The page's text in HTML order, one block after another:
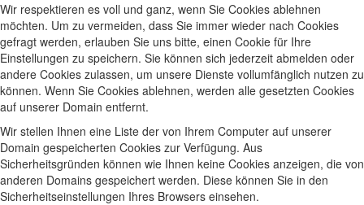
Wir respektieren es voll und ganz, wenn Sie Cookies ablehnen
möchten. Um zu vermeiden, dass Sie immer wieder nach Cookies
gefragt werden, erlauben Sie uns bitte, einen Cookie für Ihre
Einstellungen zu speichern. Sie können sich jederzeit abmelden oder
andere Cookies zulassen, um unsere Dienste vollumfänglich nutzen zu
können. Wenn Sie Cookies ablehnen, werden alle gesetzten Cookies
auf unserer Domain entfernt.
Wir stellen Ihnen eine Liste der von Ihrem Computer auf unserer
Domain gespeicherten Cookies zur Verfügung. Aus
Sicherheitsgründen können wie Ihnen keine Cookies anzeigen, die von
anderen Domains gespeichert werden. Diese können Sie in den
Sicherheitseinstellungen Ihres Browsers einsehen.